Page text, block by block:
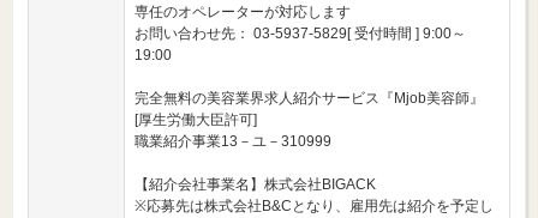
専任のオペレーターが対応します
お問い合わせ先： 03-5937-5829[ 受付時間 ] 9:00～
19:00
完全無料の美容業界求人紹介サービス『Mjob美容師』
[厚生労働大臣許可]
職業紹介事業13－ユ－310999
【紹介会社事業名】株式会社BIGACK
※応募先は株式会社B&Cとなり、雇用先は紹介を予定し